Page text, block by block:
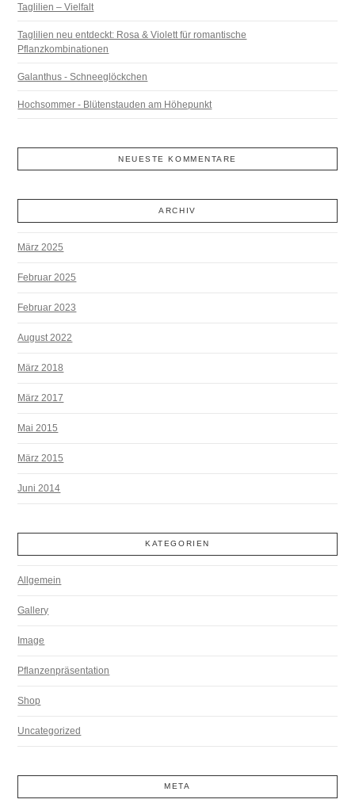
Taglilien – Vielfalt
Taglilien neu entdeckt: Rosa & Violett für romantische
Pflanzkombinationen
Galanthus - Schneeglöckchen
Hochsommer - Blütenstauden am Höhepunkt
NEUESTE KOMMENTARE
ARCHIV
März 2025
Februar 2025
Februar 2023
August 2022
März 2018
März 2017
Mai 2015
März 2015
Juni 2014
KATEGORIEN
Allgemein
Gallery
Image
Pflanzenpräsentation
Shop
Uncategorized
META